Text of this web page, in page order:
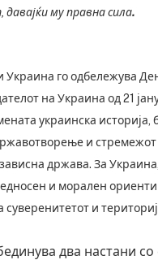
му правна сила.
Украина го одбележува
на Украина од 21
украинска историја,
и
држава. За
и морален
суверенитетот и
два настани